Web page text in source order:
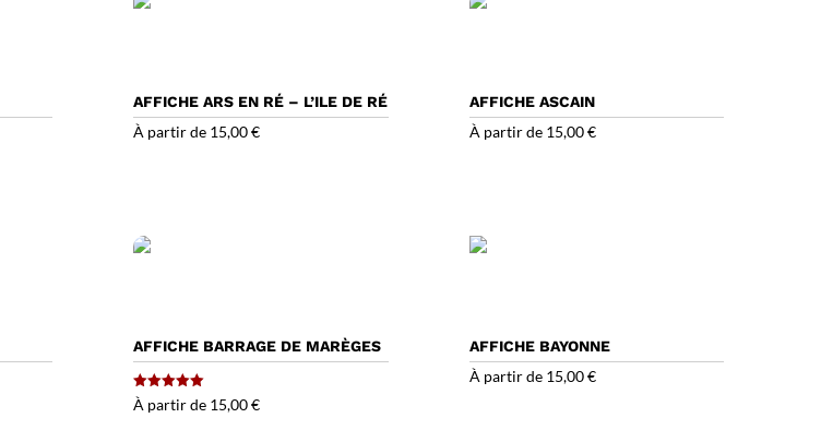
AFFICHE ARS EN RÉ – L’ILE DE RÉ
À partir de 15,00€
AFFICHE ASCAIN
À partir de 15,00€
AFFICHE BARRAGE DE MARÈGES
Note
5.00
À partir de 15,00€
AFFICHE BAYONNE
À partir de 15,00€